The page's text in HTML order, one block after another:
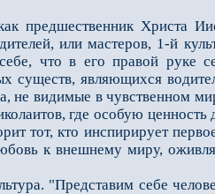
предшественник Христа
или мастеров, 1-й
что в его правой руке
существ, являющихся
не видимые в чувственном
где особую ценность
тот, кто инспирирует
к внешнему миру,
"Представим себе